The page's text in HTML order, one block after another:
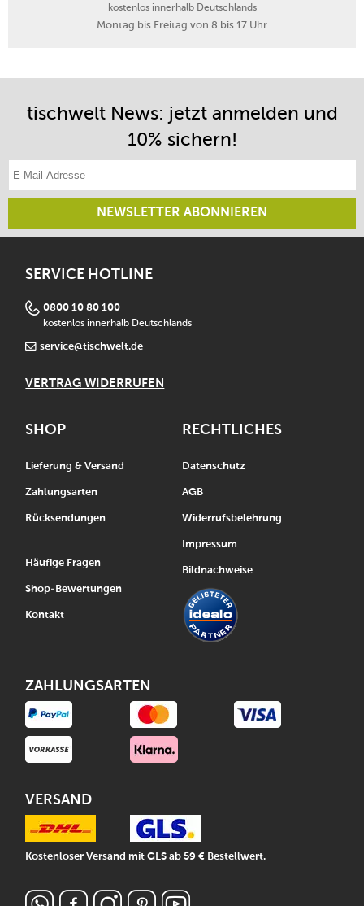
gia – global innovations award winner 2024
Topf backofenfest bis 232 °C, Gas Stufe 8
Handwäsche empfohlen
Mechanismus des Klappgriffs
kostenlos innerhalb Deutschlands
Montag bis Freitag von 8 bis 17 Uhr
tischwelt News: jetzt anmelden und
10% sichern!
NEWSLETTER ABONNIEREN
SERVICE HOTLINE
0800 10 80 100
kostenlos innerhalb Deutschlands
service@tischwelt.de
VERTRAG WIDERRUFEN
SHOP
Lieferung & Versand
Zahlungsarten
Rücksendungen
Häufige Fragen
Shop-Bewertungen
Kontakt
RECHTLICHES
Datenschutz
AGB
Widerrufsbelehrung
Impressum
Bildnachweise
ZAHLUNGSARTEN
VERSAND
Kostenloser Versand mit GLS ab 59 € Bestellwert.